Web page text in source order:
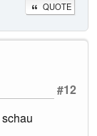
QUOTE
#12